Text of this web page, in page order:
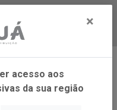
Baixe já nosso APP
0
×
acesso aos
da sua região